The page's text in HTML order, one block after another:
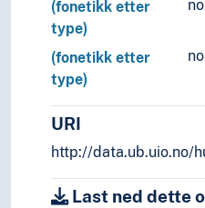
(fonetikk etter
type)
(fonetikk etter
type)
URI
http://data.ub.uio.no/
Last ned dette